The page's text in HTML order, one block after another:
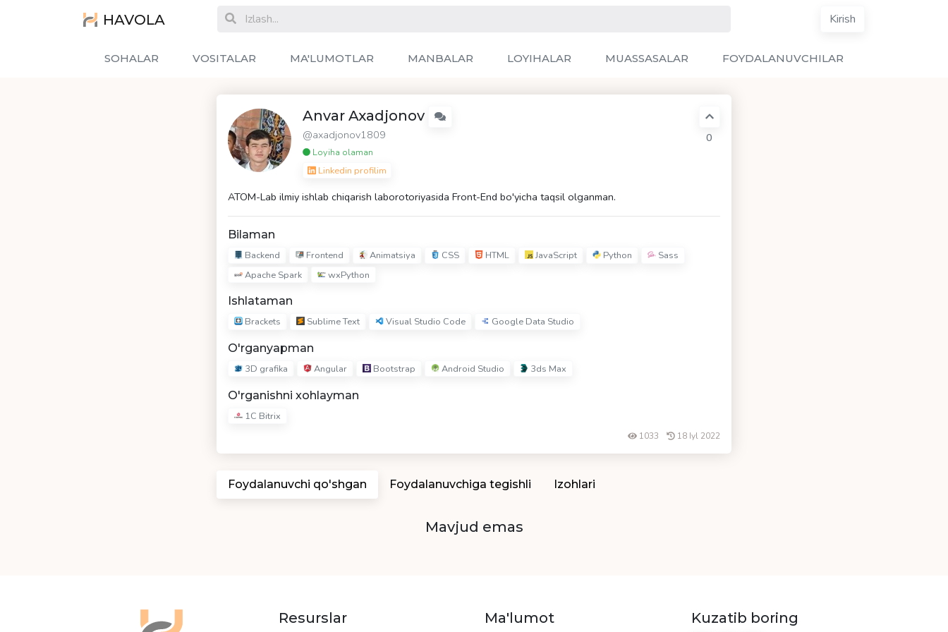
HAVOLA Kirish
SOHALAR VOSITALAR MA'LUMOTLAR MANBALAR LOYIHALAR MUASSASALAR FOYDALANUVCHILAR
Anvar Axadjonov
@axadjonov1809
Loyiha olaman
Linkedin profilim
0
ATOM-Lab ilmiy ishlab chiqarish laborotoriyasida Front-End bo'yicha taqsil olganman.
Bilaman
Backend Frontend Animatsiya CSS HTML JavaScript Python
Sass
Apache Spark
wxPython
Ishlataman
Brackets Sublime Text Visual Studio Code Google Data Studio
O'rganyapman
3D grafika Angular Bootstrap Android Studio 3ds Max
O'rganishni xohlayman
1C Bitrix
1033 18 Iyl 2022
Foydalanuvchi qo'shgan Foydalanuvchiga tegishli Izohlari
Mavjud emas
Resurslar Ma'lumot Kuzatib boring